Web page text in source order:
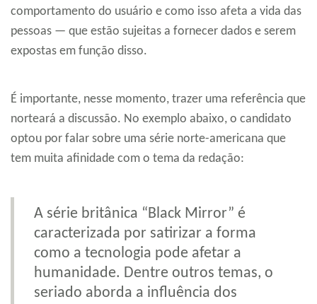
comportamento do usuário e como isso afeta a vida das
pessoas — que estão sujeitas a fornecer dados e serem
expostas em função disso.
É importante, nesse momento, trazer uma referência que
norteará a discussão. No exemplo abaixo, o candidato
optou por falar sobre uma série norte-americana que
tem muita afinidade com o tema da redação:
A série britânica “Black Mirror” é
caracterizada por satirizar a forma
como a tecnologia pode afetar a
humanidade. Dentre outros temas, o
seriado aborda a influência dos